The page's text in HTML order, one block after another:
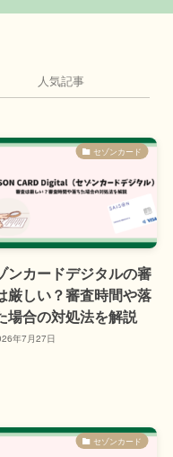
人気記事
セゾンカード
ンカードデジタルの審
厳しい？審査時間や落
場合の対処法を解説
年7月27日
セゾンカード